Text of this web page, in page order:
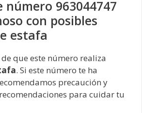
número 963044747
con posibles
estafa
que este número realiza
. Si este número te ha
precaución y
para cuidar tu